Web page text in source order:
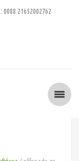
21652002762